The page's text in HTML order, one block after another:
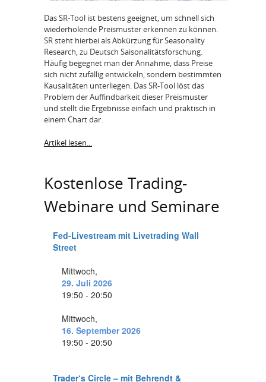
Das SR-Tool ist bestens geeignet, um schnell sich
wiederholende Preismuster erkennen zu können.
SR steht hierbei als Abkürzung für Seasonality
Research, zu Deutsch Saisonalitätsforschung.
Häufig begegnet man der Annahme, dass Preise
sich nicht zufällig entwickeln, sondern bestimmten
Kausalitäten unterliegen. Das SR-Tool löst das
Problem der Auffindbarkeit dieser Preismuster
und stellt die Ergebnisse einfach und praktisch in
einem Chart dar.
Artikel lesen...
Kostenlose Trading-
Webinare und Seminare